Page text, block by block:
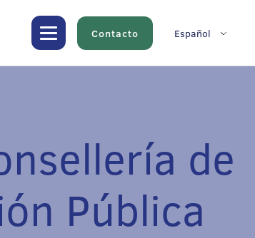
Contacto Español
de
Pública